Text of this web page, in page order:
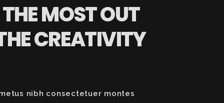
MOST OUT
CREATIVITY
nibh consectetuer montes